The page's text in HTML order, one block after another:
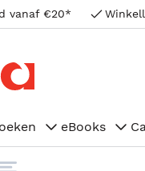
vanaf €20*
eBooks